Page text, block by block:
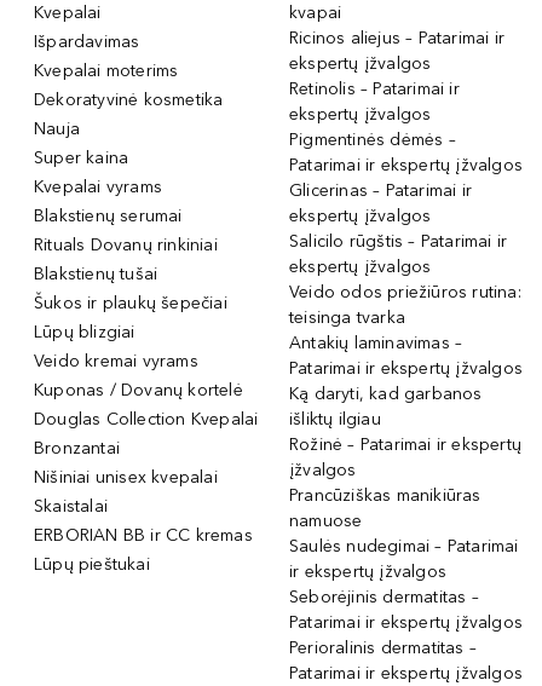
Kvepalai
Išpardavimas
Kvepalai moterims
Dekoratyvinė kosmetika
Nauja
Super kaina
Kvepalai vyrams
Blakstienų serumai
Rituals Dovanų rinkiniai
Blakstienų tušai
Šukos ir plaukų šepečiai
Lūpų blizgiai
Veido kremai vyrams
Kuponas / Dovanų kortelė
Douglas Collection Kvepalai
Bronzantai
Nišiniai unisex kvepalai
Skaistalai
ERBORIAN BB ir CC kremas
Lūpų pieštukai
kvapai
Ricinos aliejus – Patarimai ir
ekspertų įžvalgos
Retinolis – Patarimai ir
ekspertų įžvalgos
Pigmentinės dėmės –
Patarimai ir ekspertų įžvalgos
Glicerinas – Patarimai ir
ekspertų įžvalgos
Salicilo rūgštis – Patarimai ir
ekspertų įžvalgos
Veido odos priežiūros rutina:
teisinga tvarka
Antakių laminavimas –
Patarimai ir ekspertų įžvalgos
Ką daryti, kad garbanos
išliktų ilgiau
Rožinė – Patarimai ir ekspertų
įžvalgos
Prancūziškas manikiūras
namuose
Saulės nudegimai – Patarimai
ir ekspertų įžvalgos
Seborėjinis dermatitas –
Patarimai ir ekspertų įžvalgos
Perioralinis dermatitas –
Patarimai ir ekspertų įžvalgos